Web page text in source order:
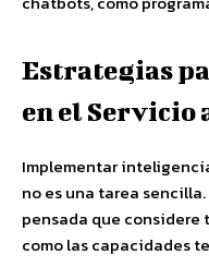
Estrategias
en el Servicio
Implementar
no es una tarea
pensada que
como las capacidades